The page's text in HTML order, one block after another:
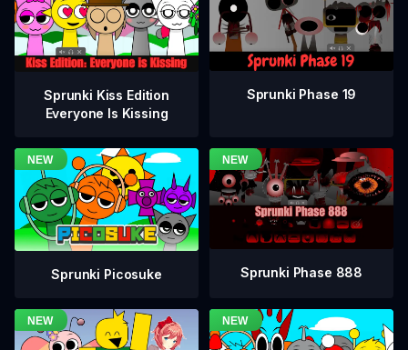
Sprunki Kiss Edition
Everyone Is Kissing
Sprunki Phase 19
Sprunki Picosuke Sprunki Phase 888